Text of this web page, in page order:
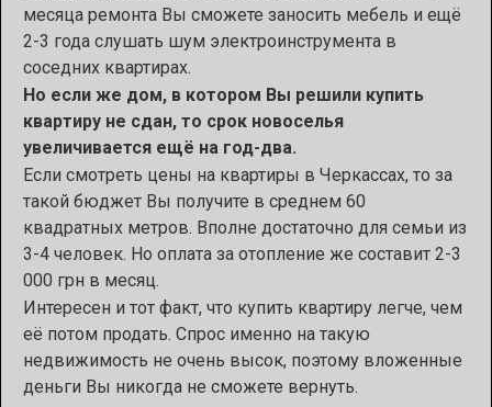
месяца ремонта Вы сможете заносить мебель и ещё
2-3 года слушать шум электроинструмента в
соседних квартирах.
Но если же дом, в котором Вы решили купить
квартиру не сдан, то срок новоселья
увеличивается ещё на год-два.
Если смотреть цены на квартиры в Черкассах, то за
такой бюджет Вы получите в среднем 60
квадратных метров. Вполне достаточно для семьи из
3-4 человек. Но оплата за отопление же составит 2-3
000 грн в месяц.
Интересен и тот факт, что купить квартиру легче, чем
её потом продать. Спрос именно на такую
недвижимость не очень высок, поэтому вложенные
деньги Вы никогда не сможете вернуть.